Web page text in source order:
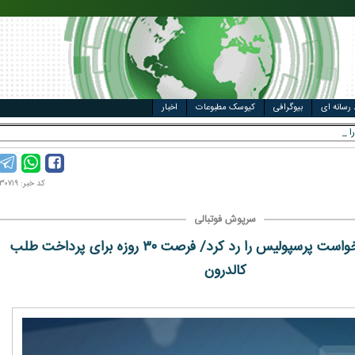
خودرو
رسانه ای بیوگرافی کیوسک مطبوعات اخبار
کد خبر: ۱۴۰۰۰۳۰۷۱۹
سرپوش فوتبالی
دادگاه CAS درخواست پرسپولیس را رد کرد/ فرصت ۳۰ روزه برای پرداخت طلب
کالدرون